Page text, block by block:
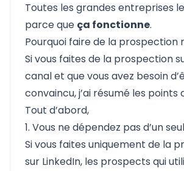
Toutes les grandes entreprises
parce que ça fonctionne.
Pourquoi faire de la prospection
Si vous faites de la prospection
canal et que vous avez besoin
convaincu, j’ai résumé les points
Tout d’abord,
1. Vous ne dépendez pas d’un
Si vous faites uniquement de la
sur LinkedIn, les prospects qui